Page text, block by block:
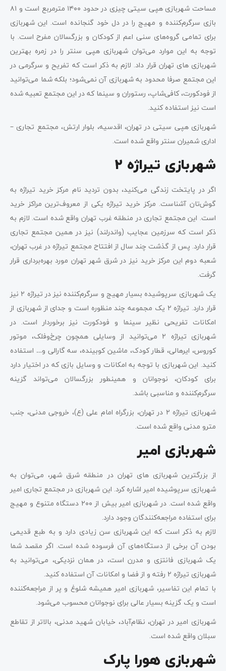
مساحت شهربازی هپی سیتی چیزی در حدود ۱۴۰۰ مترمربع است و ۸۱
بازی سرگرم‌کننده و مهیج را در دل خود گنجانده است. این شهربازی
برای تمامی گروه‌های سنی اعم از کودکان و بزرگسالان مفرح است. با
توجه به این موارد می‌توان شهربازی هپی سنتر را در زمره بهترین
شهربازی ‌های تهران قرار داد. لازم به ذکر است که تفریح و سرگرمی در
این مجتمع صرفا محدود به شهربازی آن نمی‌شود؛ بلکه شما می‌توانید
از فودکورت، کافی‌شاپ، رستوران و سینما که در این مجتمع تعبیه شده
است نیز استفاده کنید.
شهربازی هپی سیتی در تهران، اقدسیه، بلوار ارتش، مجتمع تجاری –
اداری شمیران سنتر واقع شده است.
شهربازی تیراژه ۲
اگر در پایتخت زندگی می‌کنید، بدون تردید نام مرکز خرید تیراژه به
گوش‌تان آشناست. مرکز خرید تیراژه یکی از معروف‌ترین مراکز خرید
است. این مجتمع تجاری در منطقه غرب تهران واقع شده است. لازم به
ذکر است که سرزمین عجایب (واندرلند) نیز در همین مجتمع تجاری
قرار دارد. پس از گذشت چند سال از افتتاح مجتمع تیراژه در غرب تهران،
شعبه دوم این مرکز خرید نیز در شرق شهر تهران مورد بهره‌برداری قرار
گرفت.
یک شهربازی سرپوشیده بسیار مهیج و سرگرم‌کننده نیز در تیراژه ۲ نیز
قرار دارد. تیراژه ۲ یک مجموعه چند منظوره است و جدای از شهربازی از
امکانات تفریحی نظیر سینما و فودکورت نیز برخوردار است. در
شهربازی تیراژه ۲ می‌توانید از وسایلی همچون چرخ‌وفلک، موتور
کوروس، ایرهالی، قطار کودک، ماشین کوبینده، سه گارالی و… استفاده
کنید. این شهربازی با توجه به امکانات و وسایل بازی که در اختیار دارد
برای کودکان، نوجوانان و همینطور بزرگسالان می‌تواند گزینه
سرگرم‌کننده و مناسبی باشد.
شهربازی تیراژه ۲ در تهران، بزرگراه امام علی (ع)، خروجی مدنی، جنب
مترو مدنی واقع شده است.
شهربازی امیر
از بزرگترین شهربازی ‌های تهران در منطقه شرق شهر، می‌توان به
شهربازی سرپوشیده امیر اشاره کرد. این شهربازی در مجتمع تجاری امیر
واقع شده است. در شهربازی امیر بیش از ۲۰۰ دستگاه متنوع و مهیج
برای استفاده مراجعه‌کنندگان وجود دارد.
لازم به ذکر است که این شهربازی سن زیادی دارد و به طبع قدیمی
بودن آن برخی از دستگاه‌های آن فرسوده شده است. اگر مقصد شما
یک شهربازی فانتزی و مدرن است، در همان نزدیکی، می‌توانید به
شهربازی تیراژه ۲ رفته و از فضا و امکانات آن استفاده کنید.
با تمام این تفاسیر، شهربازی امیر همیشه شلوغ و پر از مراجعه‌کننده
است و یک گزینه بسیار عالی برای نوجوانان محسوب می‌شود.
شهربازی امیر در تهران، نظام‌آباد، خیابان شهید مدنی، بالاتر از تقاطع
سبلان واقع شده است.
شهربازی هورا پارک